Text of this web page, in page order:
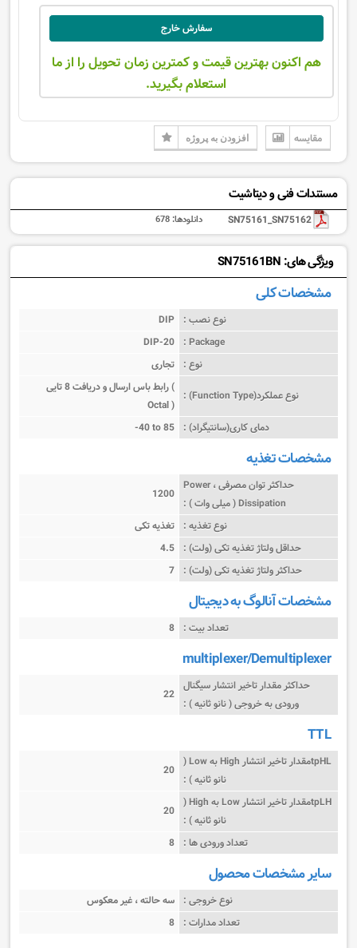
سفارش خارج
هم اکنون بهترین قیمت و کمترین زمان تحویل را از ما
استعلام بگیرید.
مقایسه افزودن به پروژه
مستندات فنی و دیتاشیت
SN75161_SN75162 دانلودها: 678
ویژگی های: SN75161BN
مشخصات کلی
نوع نصب : DIP
Package :
DIP-20
نوع : تجاری
نوع عملکرد(Function Type) :
رابط باس ارسال و دریافت 8 تایی (
Octal )
دمای کاری(سانتیگراد) : -40 to 85
مشخصات تغذیه
حداکثر توان مصرفی ، Power
Dissipation ( میلی وات ) :
1200
نوع تغذیه : تغذیه تکی
حداقل ولتاژ تغذیه تکی (ولت) : 4.5
حداکثر ولتاژ تغذیه تکی (ولت) : 7
مشخصات آنالوگ به دیجیتال
تعداد بیت : 8
multiplexer/Demultiplexer
حداکثر مقدار تاخیر انتشار سیگنال
ورودی به خروجی ( نانو ثانیه ) :
22
TTL
tpHLمقدار تاخیر انتشار High به Low (
نانو ثانیه ) :
20
tpLHمقدار تاخیر انتشار Low به High (
نانو ثانیه ) :
20
تعداد ورودی ها : 8
سایر مشخصات محصول
نوع خروجی : سه حالته ، غیر معکوس
تعداد مدارات : 8